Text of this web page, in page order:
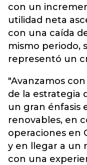
con un
utilidad neta
con una caída
mismo periodo,
representó un
"Avanzamos
de la estrategia
un gran énfasis
renovables, en
operaciones en
y en llegar a un
con una